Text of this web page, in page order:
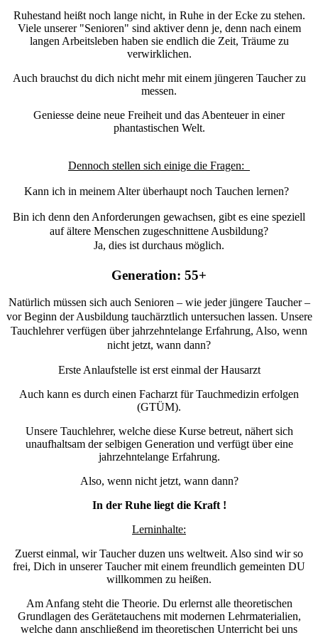
Ruhestand heißt noch lange nicht, in Ruhe in der Ecke zu stehen.
Viele unserer "Senioren" sind aktiver denn je, denn nach einem
langen Arbeitsleben haben sie endlich die Zeit, Träume zu
verwirklichen.
Auch brauchst du dich nicht mehr mit einem jüngeren Taucher zu
messen.
Geniesse deine neue Freiheit und das Abenteuer in einer
phantastischen Welt.
Dennoch stellen sich einige die Fragen:
Kann ich in meinem Alter überhaupt noch Tauchen lernen?
Bin ich denn den Anforderungen gewachsen, gibt es eine speziell
auf ältere Menschen zugeschnittene Ausbildung?
Ja, dies ist durchaus möglich.
Generation: 55+
Natürlich müssen sich auch Senioren – wie jeder jüngere Taucher –
vor Beginn der Ausbildung tauchärztlich untersuchen lassen. Unsere
Tauchlehrer verfügen über jahrzehntelange Erfahrung, Also, wenn
nicht jetzt, wann dann?
Erste Anlaufstelle ist erst einmal der Hausarzt
Auch kann es durch einen Facharzt für Tauchmedizin erfolgen
(GTÜM).
Unsere Tauchlehrer, welche diese Kurse betreut, nähert sich
unaufhaltsam der selbigen Generation und verfügt über eine
jahrzehntelange Erfahrung.
Also, wenn nicht jetzt, wann dann?
In der Ruhe liegt die Kraft !
Lerninhalte:
Zuerst einmal, wir Taucher duzen uns weltweit. Also sind wir so
frei, Dich in unserer Taucher mit einem freundlich gemeinten DU
willkommen zu heißen.
Am Anfang steht die Theorie. Du erlernst alle theoretischen
Grundlagen des Gerätetauchens mit modernen Lehrmaterialien,
welche dann anschließend im theoretischen Unterricht bei uns